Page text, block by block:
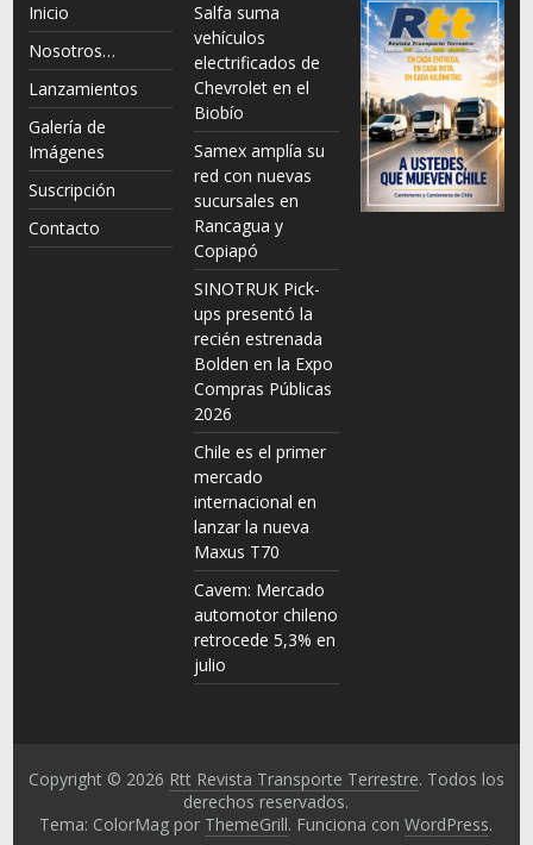
Inicio
Nosotros…
Lanzamientos
Galería de
Imágenes
Suscripción
Contacto
Salfa suma
vehículos
electrificados de
Chevrolet en el
Biobío
Samex amplía su
red con nuevas
sucursales en
Rancagua y
Copiapó
SINOTRUK Pick-
ups presentó la
recién estrenada
Bolden en la Expo
Compras Públicas
2026
Chile es el primer
mercado
internacional en
lanzar la nueva
Maxus T70
Cavem: Mercado
automotor chileno
retrocede 5,3% en
julio
Copyright © 2026 Rtt Revista Transporte Terrestre. Todos los
derechos reservados.
Tema: ColorMag por ThemeGrill. Funciona conWordPress.